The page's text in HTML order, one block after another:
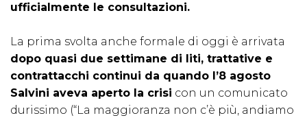
ufficialmente le consultazioni.
La prima svolta anche formale di oggi è arrivata
dopo quasi due settimane di liti, trattative e
contrattacchi continui da quando l’8 agosto
Salvini aveva aperto la crisi con un comunicato
durissimo (“La maggioranza non c’è più, andiamo